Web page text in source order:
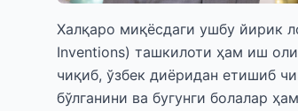
Халқаро миқёсдаги ушбу йирик
Inventions) ташкилоти ҳам иш
чиқиб, ўзбек диёридан етишиб
бўлганини ва бугунги болалар